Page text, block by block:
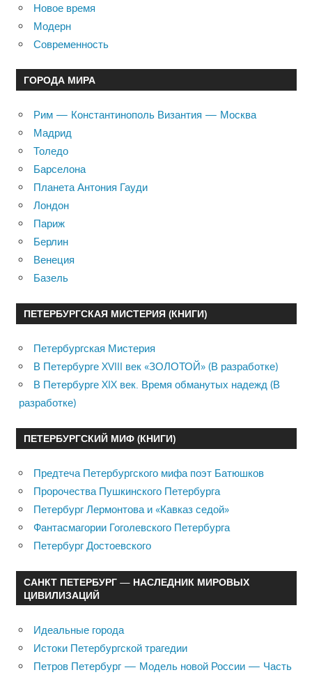
Новое время
Модерн
Современность
ГОРОДА МИРА
Рим — Константинополь Византия — Москва
Мадрид
Толедо
Барселона
Планета Антония Гауди
Лондон
Париж
Берлин
Венеция
Базель
ПЕТЕРБУРГСКАЯ МИСТЕРИЯ (КНИГИ)
Петербургская Мистерия
В Петербурге XVIII век «ЗОЛОТОЙ» (В разработке)
В Петербурге XIX век. Время обманутых надежд (В
разработке)
ПЕТЕРБУРГСКИЙ МИФ (КНИГИ)
Предтеча Петербургского мифа поэт Батюшков
Пророчества Пушкинского Петербурга
Петербург Лермонтова и «Кавказ седой»
Фантасмагории Гоголевского Петербурга
Петербург Достоевского
САНКТ ПЕТЕРБУРГ — НАСЛЕДНИК МИРОВЫХ
ЦИВИЛИЗАЦИЙ
Идеальные города
Истоки Петербургской трагедии
Петров Петербург — Модель новой России — Часть